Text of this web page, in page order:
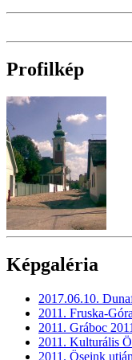
Profilkép
Képgaléria
2017.06.10.
2011. Fruska-
2011. Gráboc
2011. Kulturális
2011. Öseink